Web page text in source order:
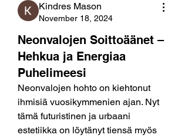
Kindres Mason
November 18, 2024
Neonvalojen Soittoäänet –
Hehkua ja Energiaa
Puhelimeesi
Neonvalojen hohto on kiehtonut
ihmisiä vuosikymmenien ajan. Nyt
tämä futuristinen ja urbaani
estetiikka on löytänyt tiensä myös